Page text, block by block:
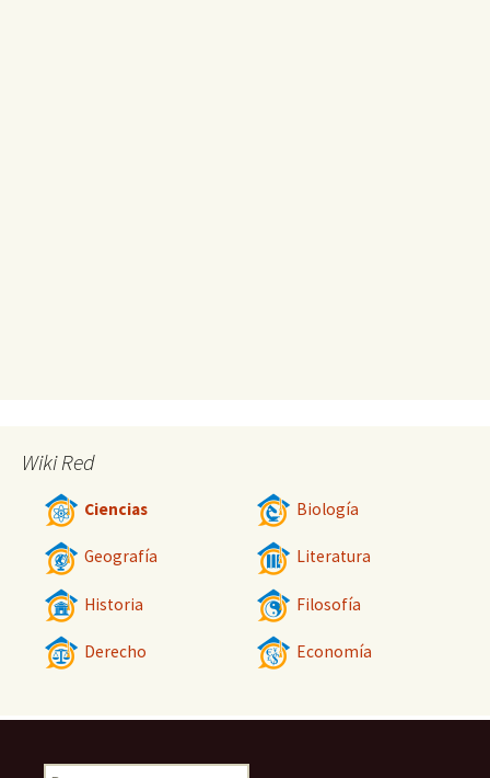
Wiki Red
Ciencias Biología
Geografía Literatura
Historia Filosofía
Derecho Economía
Buscar: